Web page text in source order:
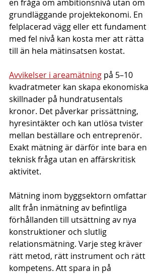
en fråga om ambitionsnivå utan om
grundläggande projektekonomi. En
felplacerad vägg eller ett fundament
med fel nivå kan kosta mer att rätta
till än hela mätinsatsen kostat.
Avvikelser i areamätning på 5–10
kvadratmeter kan skapa ekonomiska
skillnader på hundratusentals
kronor. Det påverkar prissättning,
hyresintäkter och kan utlösa tvister
mellan beställare och entreprenör.
Exakt mätning är därför inte bara en
teknisk fråga utan en affärskritisk
aktivitet.
Mätning inom byggsektorn omfattar
allt från inmätning av befintliga
förhållanden till utsättning av nya
konstruktioner och slutlig
relationsmätning. Varje steg kräver
rätt metod, rätt instrument och rätt
kompetens. Att spara in på